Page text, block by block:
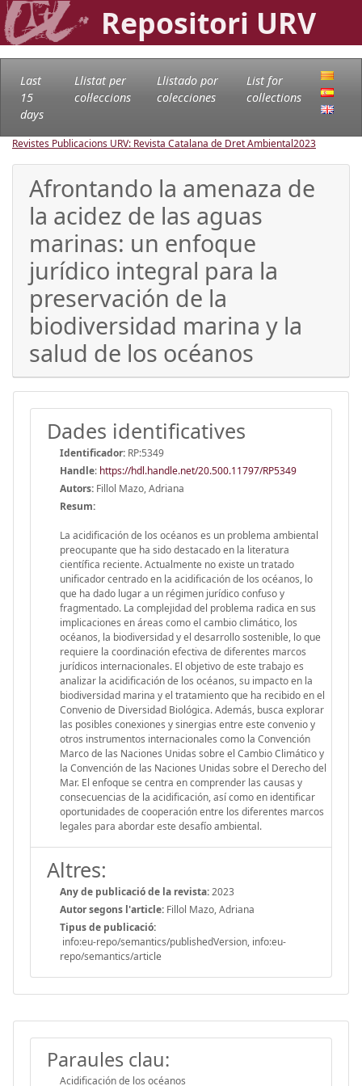
Repositori URV
Last
15
days
Llistat per
col·leccions
Llistado por
colecciones
List for
collections
Revistes Publicacions URV: Revista Catalana de Dret Ambiental2023
Afrontando la amenaza de
la acidez de las aguas
marinas: un enfoque
jurídico integral para la
preservación de la
biodiversidad marina y la
salud de los océanos
Dades identificatives
Identificador: RP:5349
Handle: https://hdl.handle.net/20.500.11797/RP5349
Autors: Fillol Mazo, Adriana
Resum:
La acidificación de los océanos es un problema ambiental
preocupante que ha sido destacado en la literatura
científica reciente. Actualmente no existe un tratado
unificador centrado en la acidificación de los océanos, lo
que ha dado lugar a un régimen jurídico confuso y
fragmentado. La complejidad del problema radica en sus
implicaciones en áreas como el cambio climático, los
océanos, la biodiversidad y el desarrollo sostenible, lo que
requiere la coordinación efectiva de diferentes marcos
jurídicos internacionales. El objetivo de este trabajo es
analizar la acidificación de los océanos, su impacto en la
biodiversidad marina y el tratamiento que ha recibido en el
Convenio de Diversidad Biológica. Además, busca explorar
las posibles conexiones y sinergias entre este convenio y
otros instrumentos internacionales como la Convención
Marco de las Naciones Unidas sobre el Cambio Climático y
la Convención de las Naciones Unidas sobre el Derecho del
Mar. El enfoque se centra en comprender las causas y
consecuencias de la acidificación, así como en identificar
oportunidades de cooperación entre los diferentes marcos
legales para abordar este desafío ambiental.
Altres:
Any de publicació de la revista:2023
Autor segons l'article: Fillol Mazo, Adriana
Tipus de publicació:
info:eu-repo/semantics/publishedVersion, info:eu-
repo/semantics/article
Paraules clau:
Acidificación de los océanos